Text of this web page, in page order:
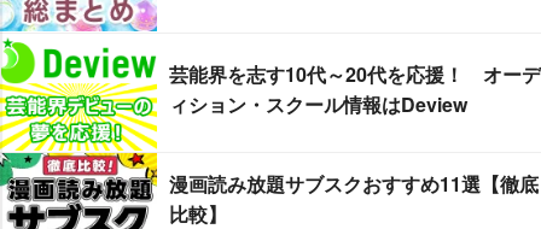
芸能界を志す10代～20代を応援！ オーデ
ィション・スクール情報はDeview
漫画読み放題サブスクおすすめ11選【徹底
比較】